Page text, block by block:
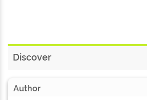
Discover
Author